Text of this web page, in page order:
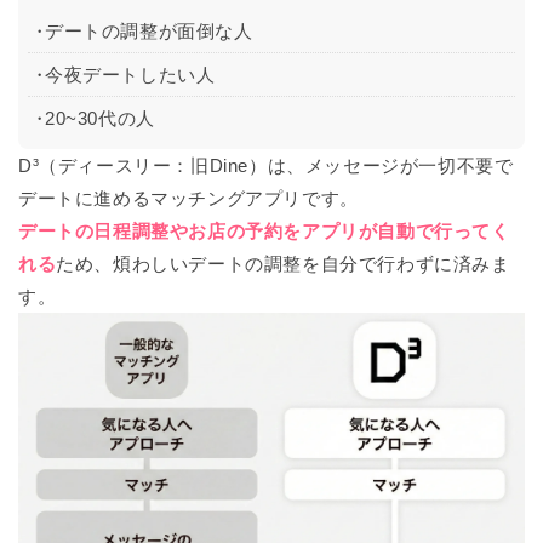
デートの調整が面倒な人
今夜デートしたい人
20~30代の人
D³（ディースリー：旧Dine）は、メッセージが一切不要で
デートに進めるマッチングアプリです。
デートの日程調整やお店の予約をアプリが自動で行ってく
れるため、煩わしいデートの調整を自分で行わずに済みま
す。